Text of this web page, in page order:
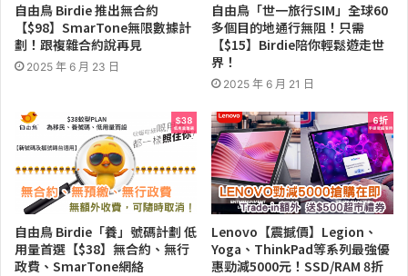
自由鳥 Birdie 推出無合約
【$98】SmarTone無限數據計
劃！跟複雜合約說再見
2025 年 6 月 23 日
自由鳥「世一旅行SIM」全球60
多個目的地通行無阻！只需
【$15】Birdie陪你輕鬆遊走世
界！
2025 年 6 月 21 日
自由鳥 Birdie「養」號碼計劃 低
用量首選【$38】無合約、無行
政費、SmarTone網絡
Lenovo【震撼價】Legion、
Yoga、ThinkPad等系列最強優
惠勁減5000元！SSD/RAM 8折